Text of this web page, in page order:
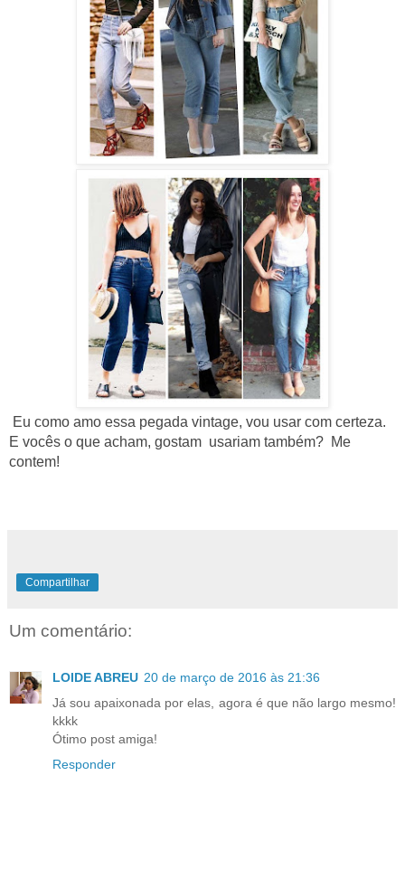
Eu como amo essa pegada vintage, vou usar com certeza.
E vocês o que acham, gostam usariam também? Me
contem!
Compartilhar
Um comentário:
LOIDE ABREU 20 de março de 2016 às 21:36
Já sou apaixonada por elas, agora é que não largo mesmo!
kkkk
Ótimo post amiga!
Responder